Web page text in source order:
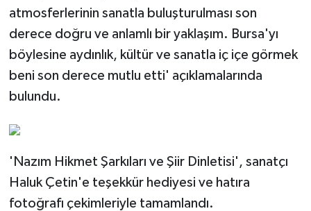
atmosferlerinin sanatla buluşturulması son
derece doğru ve anlamlı bir yaklaşım. Bursa'yı
böylesine aydınlık, kültür ve sanatla iç içe görmek
beni son derece mutlu etti' açıklamalarında
bulundu.
'Nazım Hikmet Şarkıları ve Şiir Dinletisi', sanatçı
Haluk Çetin'e teşekkür hediyesi ve hatıra
fotoğrafı çekimleriyle tamamlandı.